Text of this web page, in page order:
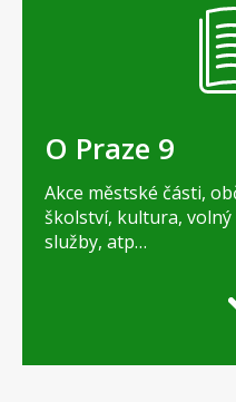
O Praze 9
Akce městské části,
školství, kultura, volný
služby, atp…